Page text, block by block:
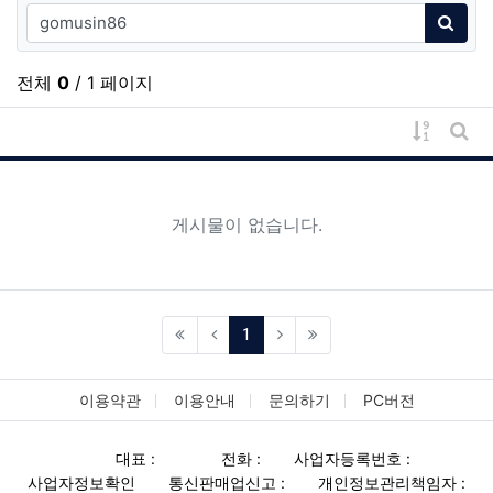
검색어
검색
전체 0 / 1 페이지
게시물
게
게시물이 없습니다.
1 (current)
이용약관 이용안내 문의하기 PC버전
대표 : 전화 :
사업자등록번호 :
사업자정보확인
통신판매업신고 : 개인정보관리책임자 :